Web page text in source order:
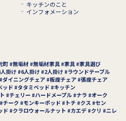
キッチンのこと
インフォメーション
町 無垢材 無垢材家具 家具 家具選び
掛け 6人掛け 2人掛け
ラウンドテーブル
ダイニングチェア 板座チェア 張座チェア
ッド タタミベッド
キッチン
チェリー ハードメープル ナラ
オーク
チーク モンキーポッド トチ クス
セン
ド クラロウォールナット カエデ クリ
ニレ